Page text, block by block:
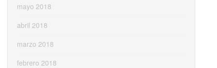
mayo 2018
abril 2018
marzo 2018
febrero 2018